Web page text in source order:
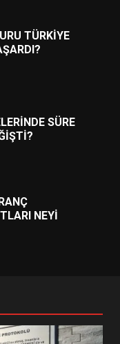
TÜRKİYE
SÜRE
NEYİ